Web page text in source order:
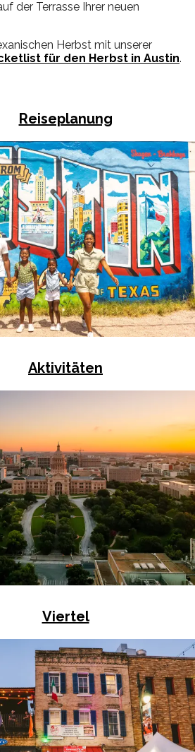
der Terrasse Ihrer neuen
Herbst mit unserer
für den Herbst in Austin.
Reiseplanung
Aktivitäten
Viertel